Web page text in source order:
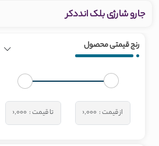
جارو شارژی بلک انددکر
رنج قیمتی محصول